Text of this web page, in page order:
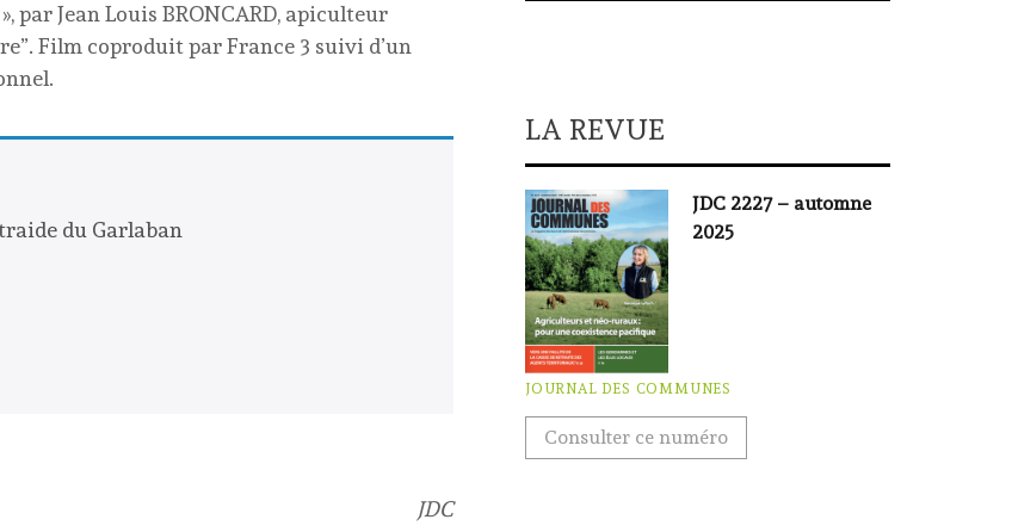
par Jean Louis BRONCARD, apiculteur
Film coproduit par France 3 suivi d’un
du Garlaban
JDC
LA REVUE
JDC 2227 – automne
2025
JOURNAL DES COMMUNES
Consulter ce numéro